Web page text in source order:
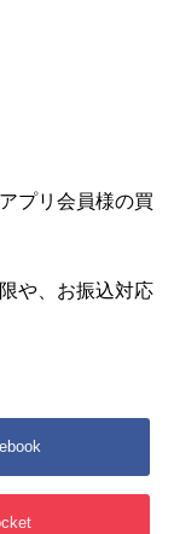
プリ会員様の買
や、お振込対応